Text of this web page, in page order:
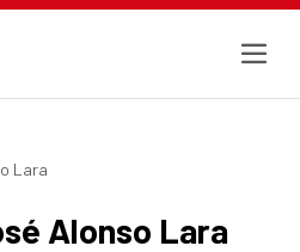
Lara
Alonso Lara